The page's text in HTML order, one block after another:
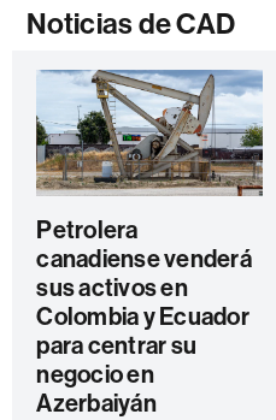
Noticias de CAD
Petrolera
canadiense venderá
sus activos en
Colombia y Ecuador
para centrar su
negocio en
Azerbaiyán